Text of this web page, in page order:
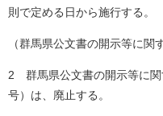
則で定める日から施行する。
（群馬県公文書の開示等に関
2 群馬県公文書の開示等に関
号）は、廃止する。